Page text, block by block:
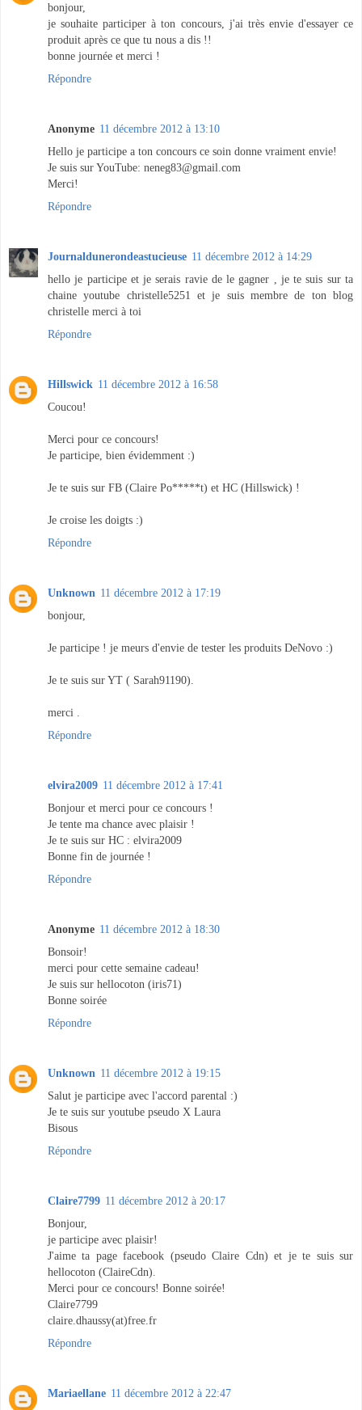
bonjour,
je souhaite participer à ton concours, j'ai très envie d'essayer ce
produit après ce que tu nous a dis !!
bonne journée et merci !
Répondre
Anonyme 11 décembre 2012 à 13:10
Hello je participe a ton concours ce soin donne vraiment envie!
Je suis sur YouTube: neneg83@gmail.com
Merci!
Répondre
Journaldunerondeastucieuse 11 décembre 2012 à 14:29
hello je participe et je serais ravie de le gagner , je te suis sur ta
chaine youtube christelle5251 et je suis membre de ton blog
christelle merci à toi
Répondre
Hillswick 11 décembre 2012 à 16:58
Coucou!
Merci pour ce concours!
Je participe, bien évidemment :)
Je te suis sur FB (Claire Po*****t) et HC (Hillswick) !
Je croise les doigts :)
Répondre
Unknown 11 décembre 2012 à 17:19
bonjour,
Je participe ! je meurs d'envie de tester les produits DeNovo :)
Je te suis sur YT ( Sarah91190).
merci .
Répondre
elvira2009 11 décembre 2012 à 17:41
Bonjour et merci pour ce concours !
Je tente ma chance avec plaisir !
Je te suis sur HC : elvira2009
Bonne fin de journée !
Répondre
Anonyme 11 décembre 2012 à 18:30
Bonsoir!
merci pour cette semaine cadeau!
Je suis sur hellocoton (iris71)
Bonne soirée
Répondre
Unknown 11 décembre 2012 à 19:15
Salut je participe avec l'accord parental :)
Je te suis sur youtube pseudo X Laura
Bisous
Répondre
Claire7799 11 décembre 2012 à 20:17
Bonjour,
je participe avec plaisir!
J'aime ta page facebook (pseudo Claire Cdn) et je te suis sur
hellocoton (ClaireCdn).
Merci pour ce concours! Bonne soirée!
Claire7799
claire.dhaussy(at)free.fr
Répondre
Mariaellane 11 décembre 2012 à 22:47